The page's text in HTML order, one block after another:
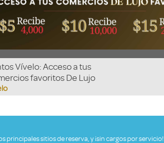
Vívelo: Acceso a tus
favoritos De Lujo
sitios de reserva, y ¡sin cargos por servicio!